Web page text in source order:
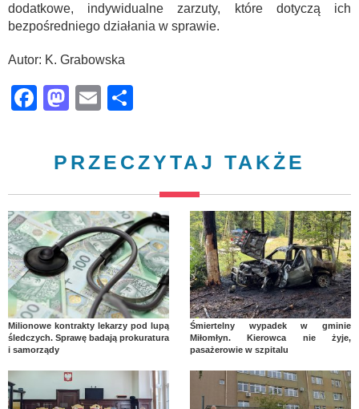
dodatkowe, indywidualne zarzuty, które dotyczą ich
bezpośredniego działania w sprawie.
Autor: K. Grabowska
Facebook
Mastodon
Email
PRZECZYTAJ TAKŻE
Milionowe kontrakty lekarzy pod lupą
śledczych. Sprawę badają prokuratura
i samorządy
Śmiertelny wypadek w gminie
Miłomłyn. Kierowca nie żyje,
pasażerowie w szpitalu